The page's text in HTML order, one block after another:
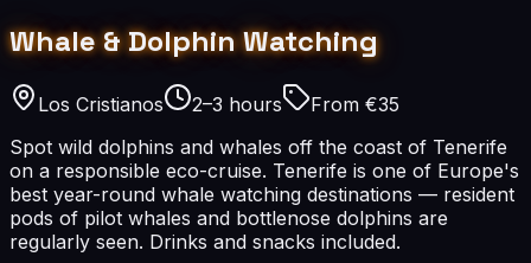
Whale & Dolphin Watching
Los Cristianos 2–3 hours
From €35
Spot wild dolphins and whales off the coast of Tenerife
on a responsible eco-cruise. Tenerife is one of Europe's
best year-round whale watching destinations — resident
pods of pilot whales and bottlenose dolphins are
regularly seen. Drinks and snacks included.